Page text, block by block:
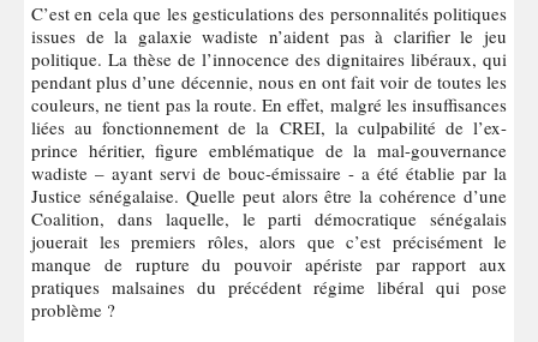
C’est en cela que les gesticulations des personnalités politiques
issues de la galaxie wadiste n’aident pas à clarifier le jeu
politique. La thèse de l’innocence des dignitaires libéraux, qui
pendant plus d’une décennie, nous en ont fait voir de toutes les
couleurs, ne tient pas la route. En effet, malgré les insuffisances
liées au fonctionnement de la CREI, la culpabilité de l’ex-
prince héritier, figure emblématique de la mal-gouvernance
wadiste – ayant servi de bouc-émissaire - a été établie par la
Justice sénégalaise. Quelle peut alors être la cohérence d’une
Coalition, dans laquelle, le parti démocratique sénégalais
jouerait les premiers rôles, alors que c’est précisément le
manque de rupture du pouvoir apériste par rapport aux
pratiques malsaines du précédent régime libéral qui pose
problème ?